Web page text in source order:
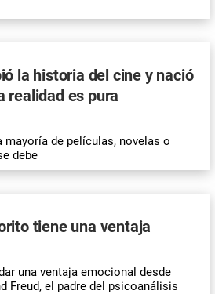
la historia del cine y nació
realidad es pura
de películas, novelas o
debe
tiene una ventaja
una ventaja emocional desde
Freud, el padre del psicoanálisis